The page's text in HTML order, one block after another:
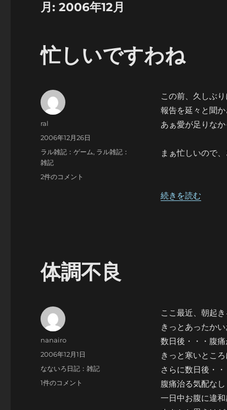
月:2006年12月
忙しいですわね
この前、久しぶ
報告を延々と聞
あぁ愛が足りな
まぁ忙しいので
“忙しいですわね”
続きを読む
投
稿
ral
投
稿
日:
2006年12月26日
カ
テ
ゴ
ラル雑記：ゲーム, ラル雑記：
雑記
忙
の
2件のコメント
体調不良
ここ最近、朝起
きっとあったか
数日後・・・腹
きっと寒いとこ
さらに数日後・
腹痛治る気配なし
一日中お腹に違
投
稿
nanairo
投
稿
日:
2006年12月1日
カ
テ
なないろ日記：雑記
体
1件のコメント